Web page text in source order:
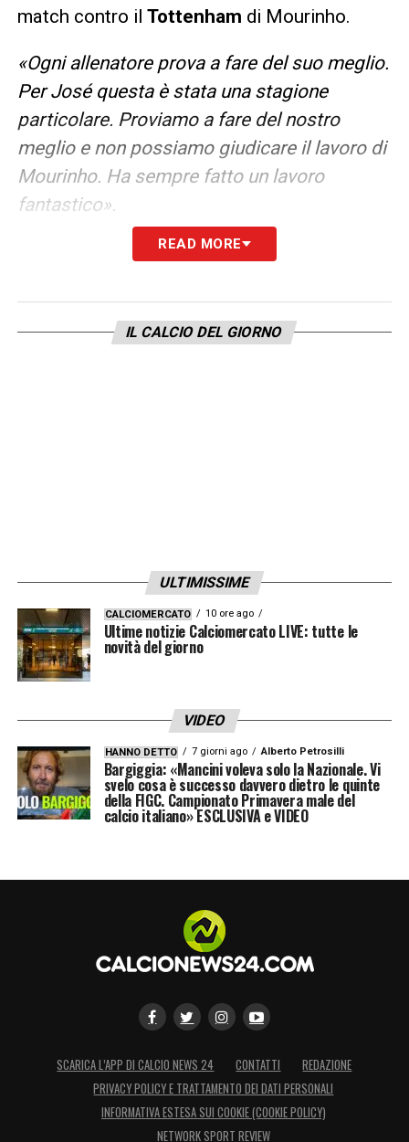
match contro il Tottenham di Mourinho.
«Ogni allenatore prova a fare del suo meglio.
Per José questa è stata una stagione
particolare. Proviamo a fare del nostro
meglio e non possiamo giudicare il lavoro di
Mourinho. Ha sempre fatto un lavoro
fantastico».
LA PLAYLIST DELLE NOSTRE TOP NEWS
READ MORE
IL CALCIO DEL GIORNO
ULTIMISSIME
CALCIOMERCATO 10 ore ago
Ultime notizie Calciomercato LIVE: tutte le
novità del giorno
VIDEO
HANNO DETTO 7 giorni ago Alberto Petrosilli
Bargiggia: «Mancini voleva solo la Nazionale. Vi
svelo cosa è successo davvero dietro le quinte
della FIGC. Campionato Primavera male del
calcio italiano» ESCLUSIVA e VIDEO
SCARICA L’APP DI CALCIO NEWS 24 CONTATTI
REDAZIONE
PRIVACY POLICY E TRATTAMENTO DEI DATI PERSONALI
INFORMATIVA ESTESA SUI COOKIE (COOKIE POLICY)
NETWORK SPORT REVIEW